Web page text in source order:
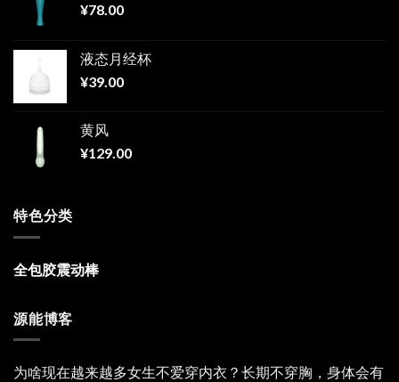
¥78.00
液态月经杯
¥39.00
黄风
¥129.00
特色分类
全包胶震动棒
源能博客
为啥现在越来越多女生不爱穿内衣？长期不穿胸，身体会有